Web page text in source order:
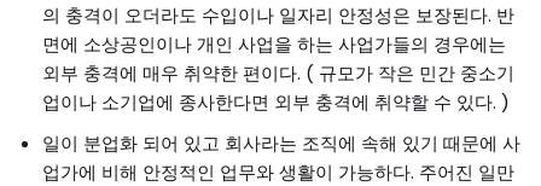
의 충격이 오더라도 수입이나 일자리 안정성은 보장된다. 반
면에 소상공인이나 개인 사업을 하는 사업가들의 경우에는
외부 충격에 매우 취약한 편이다. ( 규모가 작은 민간 중소기
업이나 소기업에 종사한다면 외부 충격에 취약할 수 있다. )
일이 분업화 되어 있고 회사라는 조직에 속해 있기 때문에 사
업가에 비해 안정적인 업무와 생활이 가능하다. 주어진 일만